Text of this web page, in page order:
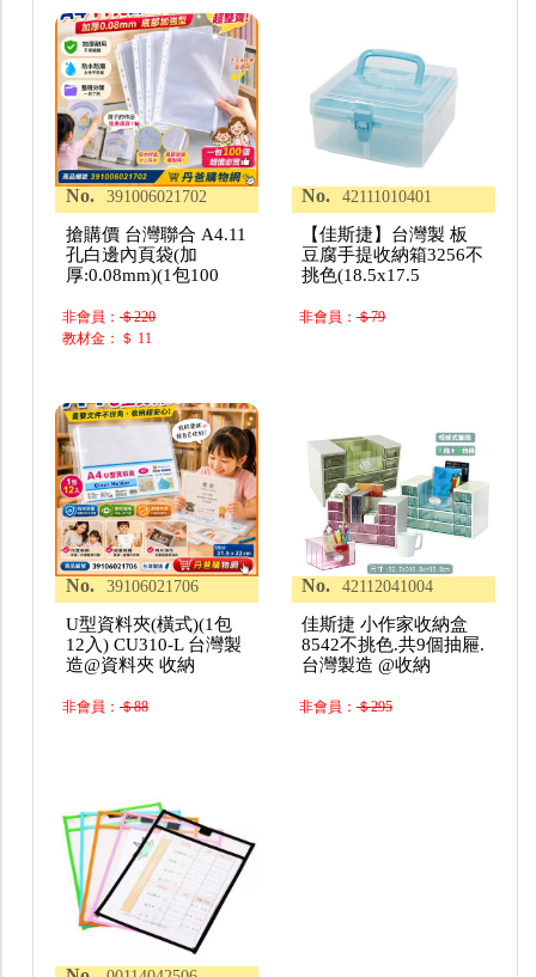
No. 391006021702
搶購價 台灣聯合 A4.11
孔白邊內頁袋(加
厚:0.08mm)(1包100
非會員：＄220
教材金：＄ 11
No. 42111010401
【佳斯捷】台灣製 板
豆腐手提收納箱3256不
挑色(18.5x17.5
非會員：＄79
No. 39106021706
U型資料夾(橫式)(1包
12入) CU310-L 台灣製
造@資料夾 收納
非會員：＄88
No. 42112041004
佳斯捷 小作家收納盒
8542不挑色.共9個抽屜.
台灣製造 @收納
非會員：＄295